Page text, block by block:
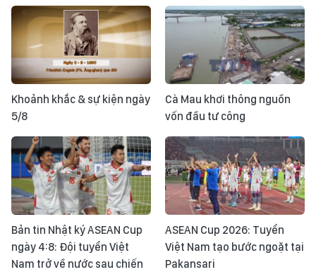
Khoảnh khắc & sự kiện ngày
5/8
Cà Mau khơi thông nguồn
vốn đầu tư công
Bản tin Nhật ký ASEAN Cup
ngày 4:8: Đội tuyển Việt
Nam trở về nước sau chiến
ASEAN Cup 2026: Tuyển
Việt Nam tạo bước ngoặt tại
Pakansari